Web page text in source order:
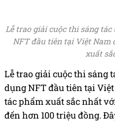
Lễ trao giải cuộc thi sáng
NFT đầu tiên tại Việt Nam
xuất
Lễ trao giải cuộc thi sáng
dụng NFT đầu tiên tại
tác phẩm xuất sắc nhất
đến hơn 100 triệu đồng.